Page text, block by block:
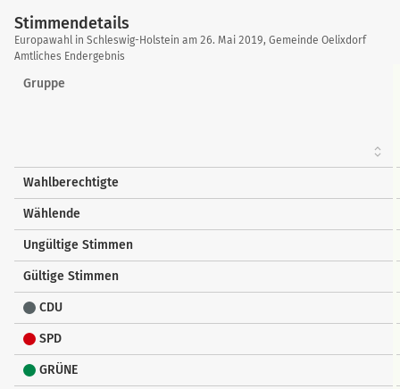
Stimmendetails
Stimmendetails
Europawahl in Schleswig-Holstein am 26. Mai 2019, Gemeinde Oelixdorf
Amtliches Endergebnis
Gruppe
Wahlberechtigte
Wählende
Ungültige Stimmen
Gültige Stimmen
CDU
SPD
GRÜNE